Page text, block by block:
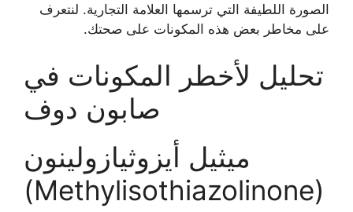
الصورة اللطيفة التي ترسمها العلامة التجارية. لنتعرف
على مخاطر بعض هذه المكونات على صحتك.
تحليل لأخطر المكونات في
صابون دوف
ميثيل أيزوثيازولينون
(Methylisothiazolinone)